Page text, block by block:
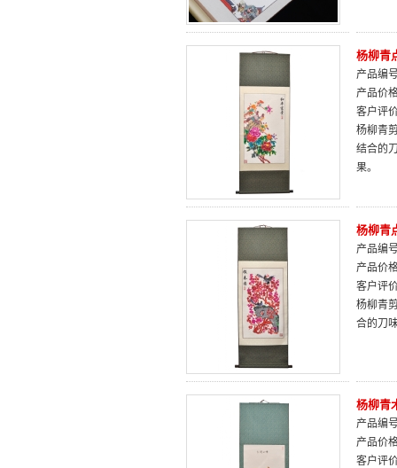
杨柳青
产品编
产品价
客户评
杨柳青
结合的
果。
杨柳青
产品编
产品价
客户评
杨柳青
合的刀
杨柳青
产品编
产品价
客户评